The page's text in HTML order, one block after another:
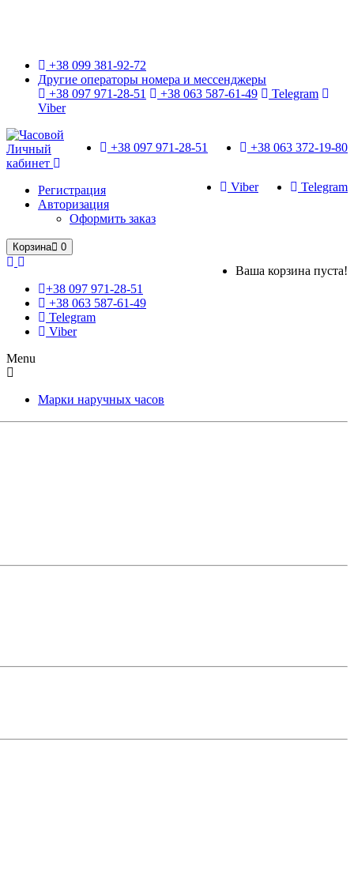
+38 099 381-92-72
Другие операторы номера и мессенджеры
+38 097 971-28-51
+38 063 587-61-49
Telegram
Viber
+38 063 372-19-80
+38 097 971-28-51
Telegram
Viber
Личный
кабинет
Регистрация
Авторизация
Оформить заказ
Корзина 0
Ваша корзина пуста!
+38 097 971-28-51
+38 063 587-61-49
Telegram
Viber
Menu
Марки наручных часов